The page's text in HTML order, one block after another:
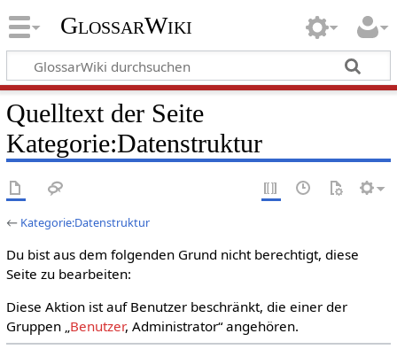
GlossarWiki
Quelltext der Seite
Kategorie:Datenstruktur
← Kategorie:Datenstruktur
Du bist aus dem folgenden Grund nicht berechtigt, diese
Seite zu bearbeiten:
Diese Aktion ist auf Benutzer beschränkt, die einer der
Gruppen „Benutzer, Administrator“ angehören.